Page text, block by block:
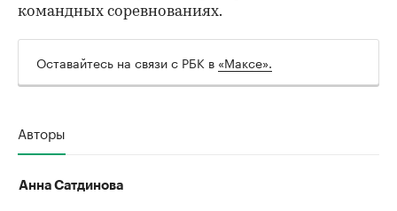
командных соревнованиях.
Оставайтесь на связи с РБК в «Максе».
Авторы
Анна Сатдинова